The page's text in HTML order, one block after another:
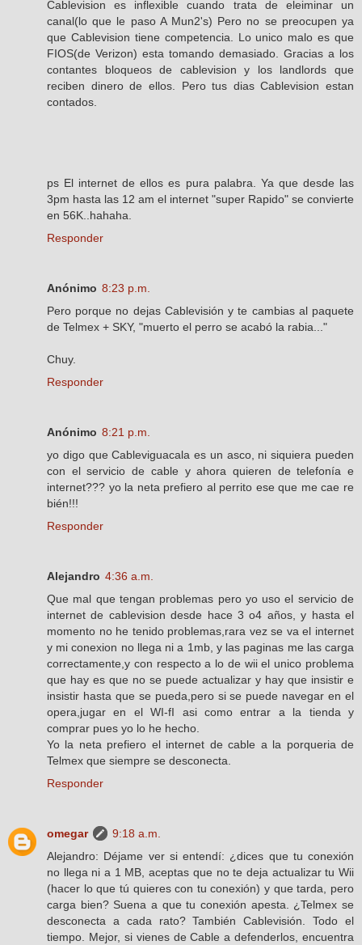
Cablevision es inflexible cuando trata de eleiminar un
canal(lo que le paso A Mun2's) Pero no se preocupen ya
que Cablevision tiene competencia. Lo unico malo es que
FIOS(de Verizon) esta tomando demasiado. Gracias a los
contantes bloqueos de cablevision y los landlords que
reciben dinero de ellos. Pero tus dias Cablevision estan
contados.
ps El internet de ellos es pura palabra. Ya que desde las
3pm hasta las 12 am el internet "super Rapido" se convierte
en 56K..hahaha.
Responder
Anónimo 8:23 p.m.
Pero porque no dejas Cablevisión y te cambias al paquete
de Telmex + SKY, "muerto el perro se acabó la rabia..."
Chuy.
Responder
Anónimo 8:21 p.m.
yo digo que Cableviguacala es un asco, ni siquiera pueden
con el servicio de cable y ahora quieren de telefonía e
internet??? yo la neta prefiero al perrito ese que me cae re
bién!!!
Responder
Alejandro 4:36 a.m.
Que mal que tengan problemas pero yo uso el servicio de
internet de cablevision desde hace 3 o4 años, y hasta el
momento no he tenido problemas,rara vez se va el internet
y mi conexion no llega ni a 1mb, y las paginas me las carga
correctamente,y con respecto a lo de wii el unico problema
que hay es que no se puede actualizar y hay que insistir e
insistir hasta que se pueda,pero si se puede navegar en el
opera,jugar en el WI-fI asi como entrar a la tienda y
comprar pues yo lo he hecho.
Yo la neta prefiero el internet de cable a la porqueria de
Telmex que siempre se desconecta.
Responder
omegar
9:18 a.m.
Alejandro: Déjame ver si entendí: ¿dices que tu conexión
no llega ni a 1 MB, aceptas que no te deja actualizar tu Wii
(hacer lo que tú quieres con tu conexión) y que tarda, pero
carga bien? Suena a que tu conexión apesta. ¿Telmex se
desconecta a cada rato? También Cablevisión. Todo el
tiempo. Mejor, si vienes de Cable a defenderlos, encuentra